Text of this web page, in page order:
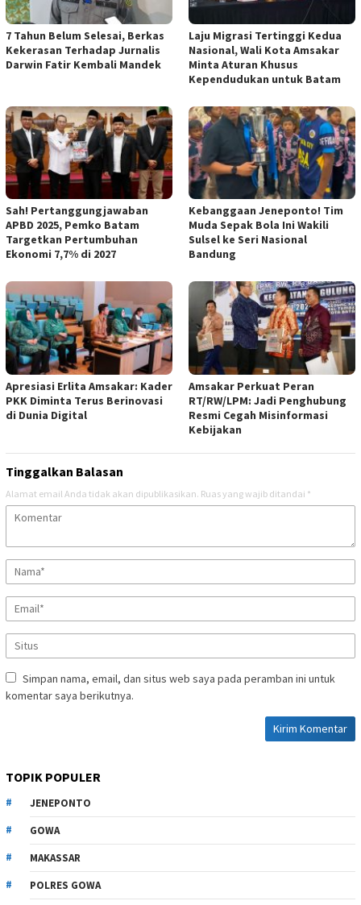
7 Tahun Belum Selesai, Berkas
Kekerasan Terhadap Jurnalis
Darwin Fatir Kembali Mandek
Laju Migrasi Tertinggi Kedua
Nasional, Wali Kota Amsakar
Minta Aturan Khusus
Kependudukan untuk Batam
Sah! Pertanggungjawaban
APBD 2025, Pemko Batam
Targetkan Pertumbuhan
Ekonomi 7,7% di 2027
Kebanggaan Jeneponto! Tim
Muda Sepak Bola Ini Wakili
Sulsel ke Seri Nasional
Bandung
Apresiasi Erlita Amsakar: Kader
PKK Diminta Terus Berinovasi
di Dunia Digital
Amsakar Perkuat Peran
RT/RW/LPM: Jadi Penghubung
Resmi Cegah Misinformasi
Kebijakan
Tinggalkan Balasan
Alamat email Anda tidak akan dipublikasikan. Ruas yang wajib ditandai *
Simpan nama, email, dan situs web saya pada peramban ini untuk
komentar saya berikutnya.
TOPIK POPULER
JENEPONTO
GOWA
MAKASSAR
POLRES GOWA